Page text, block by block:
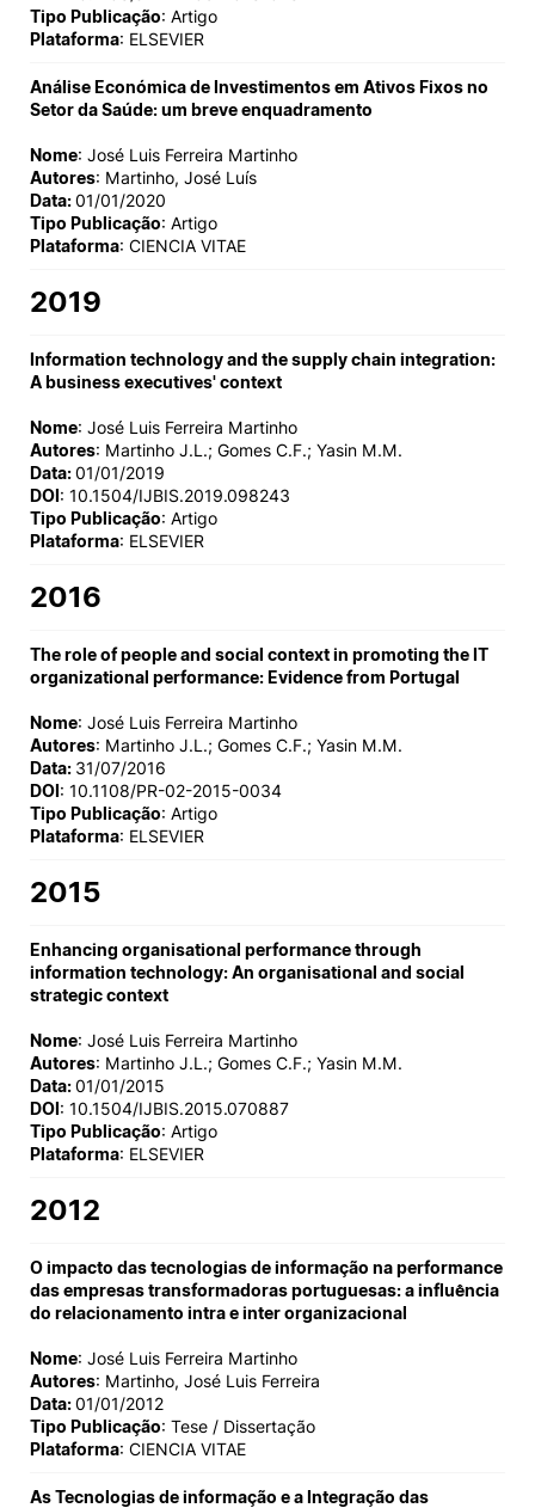
Tipo Publicação: Artigo
Plataforma: ELSEVIER
Análise Económica de Investimentos em Ativos Fixos no
Setor da Saúde: um breve enquadramento
Nome: José Luis Ferreira Martinho
Autores: Martinho, José Luís
Data:01/01/2020
Tipo Publicação: Artigo
Plataforma: CIENCIA VITAE
2019
Information technology and the supply chain integration:
A business executives' context
Nome: José Luis Ferreira Martinho
Autores: Martinho J.L.; Gomes C.F.; Yasin M.M.
Data:01/01/2019
DOI: 10.1504/IJBIS.2019.098243
Tipo Publicação: Artigo
Plataforma: ELSEVIER
2016
The role of people and social context in promoting the IT
organizational performance: Evidence from Portugal
Nome: José Luis Ferreira Martinho
Autores: Martinho J.L.; Gomes C.F.; Yasin M.M.
Data: 31/07/2016
DOI: 10.1108/PR-02-2015-0034
Tipo Publicação: Artigo
Plataforma: ELSEVIER
2015
Enhancing organisational performance through
information technology: An organisational and social
strategic context
Nome: José Luis Ferreira Martinho
Autores: Martinho J.L.; Gomes C.F.; Yasin M.M.
Data:01/01/2015
DOI: 10.1504/IJBIS.2015.070887
Tipo Publicação: Artigo
Plataforma: ELSEVIER
2012
O impacto das tecnologias de informação na performance
das empresas transformadoras portuguesas: a influência
do relacionamento intra e inter organizacional
Nome: José Luis Ferreira Martinho
Autores: Martinho, José Luis Ferreira
Data:01/01/2012
Tipo Publicação: Tese / Dissertação
Plataforma: CIENCIA VITAE
As Tecnologias de informação e a Integração das